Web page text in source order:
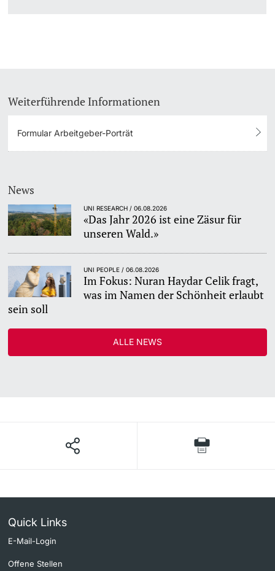
Weiterführende Informationen
Formular Arbeitgeber-Porträt
News
UNI RESEARCH / 06.08.2026
«Das Jahr 2026 ist eine Zäsur für
unseren Wald.»
UNI PEOPLE / 06.08.2026
Im Fokus: Nuran Haydar Celik fragt,
was im Namen der Schönheit erlaubt
sein soll
ALLE NEWS
Quick Links
E-Mail-Login
Offene Stellen